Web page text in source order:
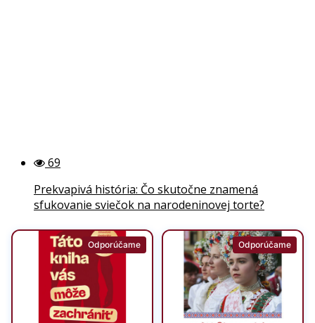
69
Prekvapivá história: Čo skutočne znamená
sfukovanie sviečok na narodeninovej torte?